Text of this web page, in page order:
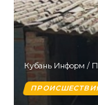
Кубань Информ /